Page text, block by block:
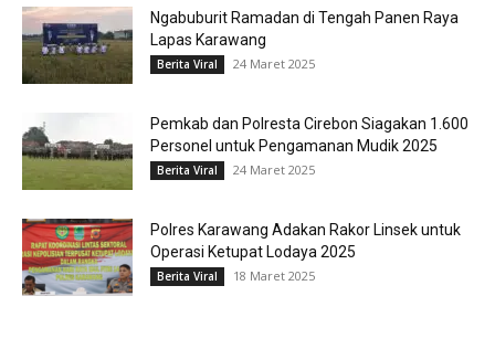
Ngabuburit Ramadan di Tengah Panen Raya
Lapas Karawang
Berita Viral 24 Maret 2025
Pemkab dan Polresta Cirebon Siagakan 1.600
Personel untuk Pengamanan Mudik 2025
Berita Viral 24 Maret 2025
Polres Karawang Adakan Rakor Linsek untuk
Operasi Ketupat Lodaya 2025
Berita Viral 18 Maret 2025